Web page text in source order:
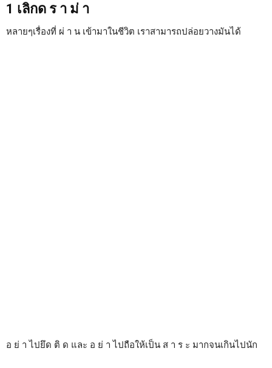
1 เลิกด ร า ม่ า
หลายๆเรื่องที่ ผ่ า น เข้ามาในชีวิต เราสามารถปล่อยวางมันได้
อ ย่ า ไปยึด ติ ด และ อ ย่ า ไปถือให้เป็น ส า ร ะ มากจนเกินไปนัก